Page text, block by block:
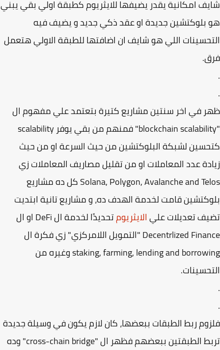
امكانية يقدر يضيفها للايثريوم كطبقة اولي بقي يبني
جديدة او عقد ذكي جديد و يضيف فيه
اللي هو شايف ان اضافتها للطبقة الاولي هتعمل
في اخر سنتين مشاريع كتيرة بتعتمد علي مفهوم ال
"blockchain scalability" فمنهم من بقي يوفر scalability
لشبكة البلوكتشين من حيث السرعة او من حيث
عدد المعاملات او من تقليل مصاريف المعاملات زي
Solana, Polygon, Avalanche and Telos كل ده مشاريع
قامت لخدمة الهدف ده، و مشاريع تانية ابتديت
تعديلات عليالايثريوم
تحديدًا لخدمة ال DeFi او ال
Decentrlized Finance "التمويل اللامركزي" زي فكرة ال
staking, farming, lending and borrowing وغيره من
ربط الطبقات ببعضها، كان لازم يكون في وسيلة جديدة
تربط الطبقتين ببعضهم فظهر ال "cross-chain bridge" وده